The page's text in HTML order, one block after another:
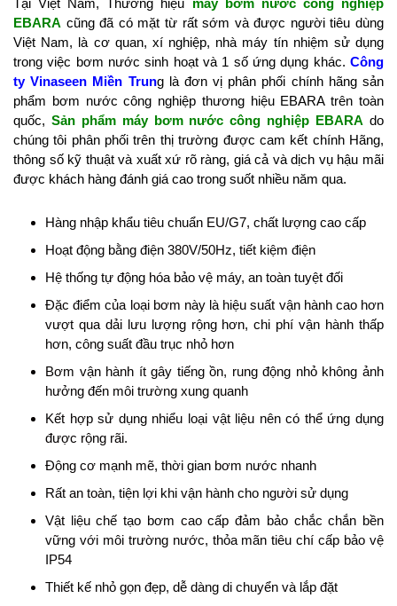
Tại Việt Nam, Thương hiệu máy bơm nước công nghiệp
EBARA cũng đã có mặt từ rất sớm và được người tiêu dùng
Việt Nam, là cơ quan, xí nghiệp, nhà máy tín nhiệm sử dụng
trong việc bơm nước sinh hoạt và 1 số ứng dụng khác. Công
ty Vinaseen Miền Trung là đơn vị phân phối chính hãng sản
phẩm bơm nước công nghiệp thương hiệu EBARA trên toàn
quốc, Sản phẩm máy bơm nước công nghiệp EBARA do
chúng tôi phân phối trên thị trường được cam kết chính Hãng,
thông số kỹ thuật và xuất xứ rõ ràng, giá cả và dịch vụ hậu mãi
được khách hàng đánh giá cao trong suốt nhiều năm qua.
Hàng nhập khẩu tiêu chuẩn EU/G7, chất lượng cao cấp
Hoạt động bằng điện 380V/50Hz, tiết kiệm điện
Hệ thống tự động hóa bảo vệ máy, an toàn tuyệt đối
Đặc điểm của loại bơm này là hiệu suất vận hành cao hơn
vượt qua dải lưu lượng rộng hơn, chi phí vận hành thấp
hơn, công suất đầu trục nhỏ hơn
Bơm vận hành ít gây tiếng ồn, rung động nhỏ không ảnh
hưởng đến môi trường xung quanh
Kết hợp sử dụng nhiểu loại vật liệu nên có thể ứng dụng
được rộng rãi.​
Động cơ mạnh mẽ, thời gian bơm nước nhanh
Rất an toàn, tiện lợi khi vận hành cho người sử dụng
Vật liệu chế tạo bơm cao cấp đảm bảo chắc chắn bền
vững với môi trường nước, thỏa mãn tiêu chí cấp bảo vệ
IP54
Thiết kế nhỏ gọn đẹp, dễ dàng di chuyển và lắp đặt